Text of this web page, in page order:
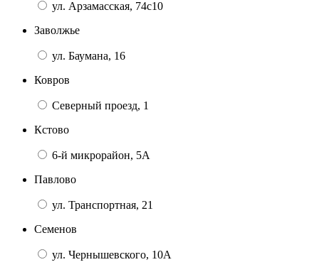
ул. Арзамасская, 74с10
Заволжье
ул. Баумана, 16
Ковров
Северный проезд, 1
Кстово
6-й микрорайон, 5А
Павлово
ул. Транспортная, 21
Семенов
ул. Чернышевского, 10А